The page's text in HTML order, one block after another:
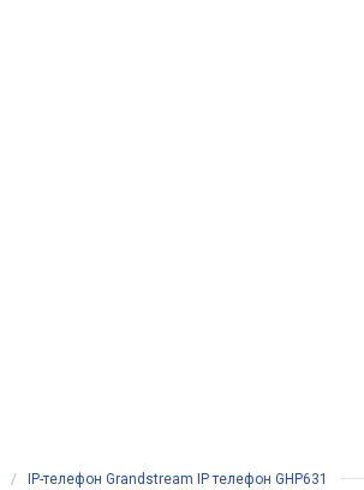
/ IP-телефон Grandstream IP телефон GHP631